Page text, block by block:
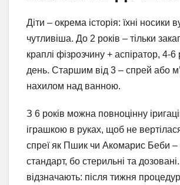
Діти – окрема історія: їхні носики
чутливіша. До 2 років – тільки
краплі фізрозчину + аспіратор, 4-6
день. Старшим від 3 – спрей або
нахилом над ванною.
З 6 років можна повноцінну
іграшкою в руках, щоб не
спреї як Пшик чи Акомарис Беби –
стандарт, бо стерильні та
відзначають: після тижня